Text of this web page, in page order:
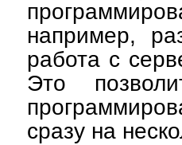
например,
работа с
Это
сразу на